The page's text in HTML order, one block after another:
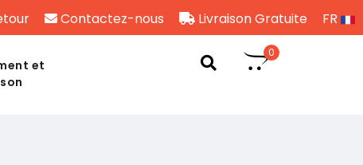
Contactez-nous Livraison Gratuite FR
et
0